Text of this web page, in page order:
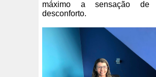
máximo a sensação
desconforto.